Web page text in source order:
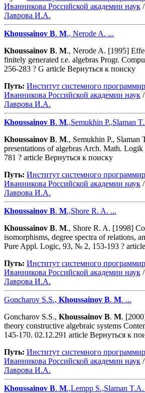
Иванникова Роcсийской академии наук /
Лаврова И.А.
Khoussainov B. M., Nerode A. ...
Khoussainov B. M., Nerode A. [1995]
finitely generated r.e. algebras Progr.
256-283 ? G article Вернуться к поиску
Путь: Институт системного
Иванникова Роcсийской академии наук /
Лаврова И.А.
Khoussainov B. M.,Semukhin P.,Slaman
Khoussainov B. M., Semukhin P.,
presentations of algebras Arch. Math.
781 ? article Вернуться к поиску
Путь: Институт системного
Иванникова Роcсийской академии наук /
Лаврова И.А.
Khoussainov B. M.,Shore R. A. ...
Khoussainov B. M., Shore R. A. [1998]
isomorphisms, degree spectra of relations,
Pure Appl. Logic, 93, № 2, 153-193 ?
Путь: Институт системного
Иванникова Роcсийской академии наук /
Лаврова И.А.
Goncharov S.S., Khoussainov B. M. ...
Goncharov S.S., Khoussainov B. M.
theory constructive algebraic systems
145-170. 02.12.291 article Вернуться к
Путь: Институт системного
Иванникова Роcсийской академии наук /
Лаврова И.А.
Khoussainov B. M.,Lempp S.,Slaman T.A.